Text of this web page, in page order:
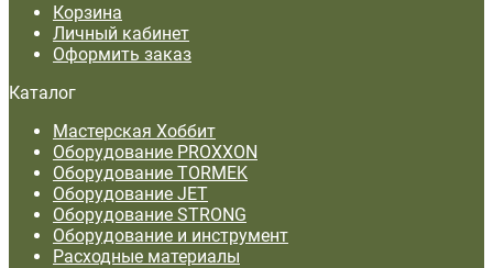
Корзина
Личный кабинет
Оформить заказ
Каталог
Мастерская Хоббит
Оборудование PROXXON
Оборудование TORMEK
Оборудование JET
Оборудование STRONG
Оборудование и инструмент
Расходные материалы